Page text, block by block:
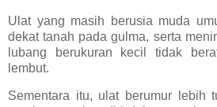
Ulat yang masih berusia muda
dekat tanah pada gulma, serta
lubang berukuran kecil tidak
lembut.
Sementara itu, ulat berumur lebih